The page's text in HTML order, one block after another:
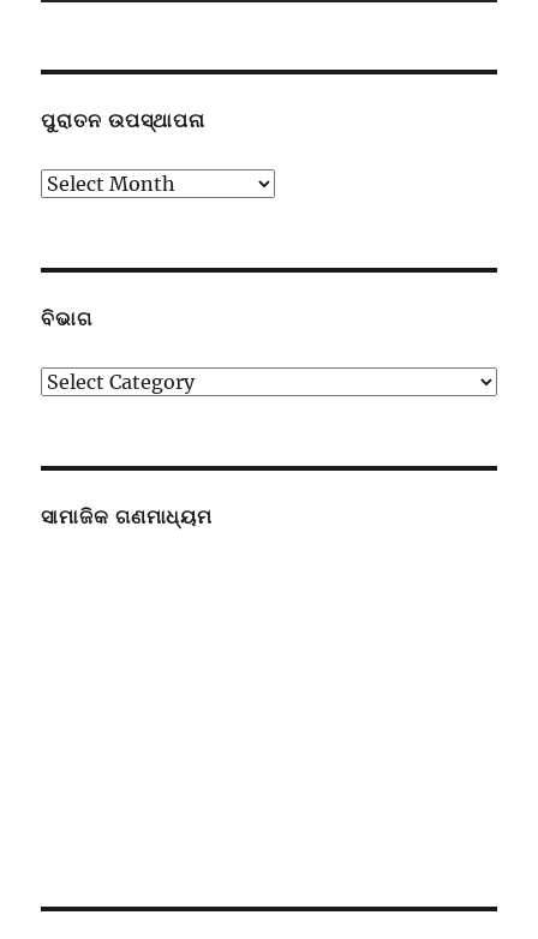
ପୁରାତନ ଉପସ୍ଥାପନା
ପୁରାତନ
ବିଭାଗ
ବିଭାଗ
ସାମାଜିକ ଗଣମାଧ୍ୟମ